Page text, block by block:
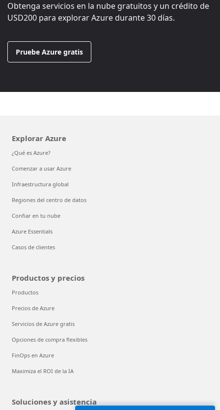
Obtenga servicios en la nube gratuitos y un crédito de
USD200 para explorar Azure durante 30 días.
Pruebe Azure gratis
Explorar Azure
¿Qué es Azure?
Comenzar a usar Azure
Infraestructura global
Regiones del centro de datos
Confiar en tu nube
Azure Essentials
Casos de clientes
Productos y precios
Productos
Precios de Azure
Servicios de Azure gratis
Opciones de compra flexibles
FinOps en Azure
Maximiza el ROI de la IA
Soluciones y asistencia